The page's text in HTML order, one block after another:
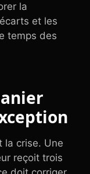
la
et les
temps des
la crise. Une
reçoit trois